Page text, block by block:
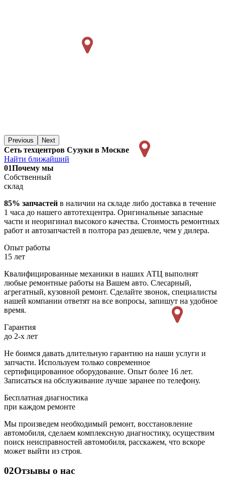
Previous Next
Сеть техцентров Сузуки в Москве
Найти ближайший
01Почему мы
Собственный
склад
85% запчастей в наличии на складе либо доставка в течение
1 часа до нашего автотехцентра. Оригинальные запасные
части и неоригинал высокого качества. Стоимость ремонтных
работ и автозапчастей в полтора раз дешевле, чем у дилера.
Опыт работы
15 лет
Квалифицированные механики в наших АТЦ выполнят
любые ремонтные работы на Вашем авто. Слесарный,
агрегатный, кузовной ремонт. Сделайте звонок, специалисты
нашей компании ответят на все вопросы, запишут на удобное
время.
Гарантия
до 2-х лет
Не боимся давать длительную гарантию на наши услуги и
запчасти. Используем только современное
сертифицированное оборудование. Опыт более 16 лет.
Записаться на обслуживание лучше заранее по телефону.
Бесплатная диагностика
при каждом ремонте
Мы произведем необходимый ремонт, восстановление
автомобиля, сделаем комплексную диагностику, осуществим
поиск неисправностей автомобиля, расскажем, что вскоре
может выйти из строя.
02Отзывы о нас